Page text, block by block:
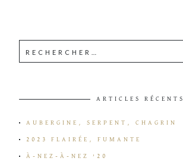
ARTICLES RÉCENTS
AUBERGINE, SERPENT, CHAGRIN
2023 FLAIRÉE, FUMANTE
À-NEZ-À-NEZ ’20